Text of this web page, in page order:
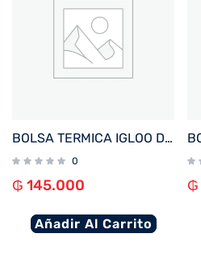
BOLSA TERMICA IGLOO DE ALMUERZO Y MERIENDA PARA NIÑOS BEIGE
0
₲ 145.000
Añadir Al Carrito
₲